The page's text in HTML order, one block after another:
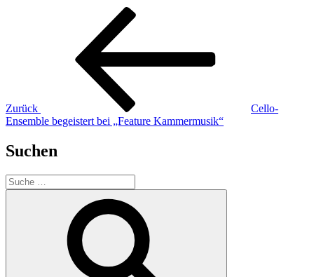
Beitragsnavigation
Zurück
Cello-
Ensemble begeistert bei „Feature Kammermusik“
Suchen
Suche
nach: